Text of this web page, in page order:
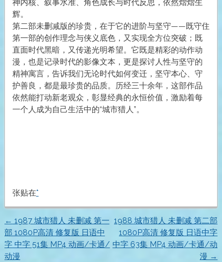
神内核、叙事水准、角色成长与时代反思，依然熠熠生
辉。
第二部未删减版的珍贵，在于它的进阶与坚守——既守住
第一部的创作理念与侠义底色，又实现全方位突破；既
直面时代黑暗，又传递光明希望。它既是精彩的动作动
漫，也是记录时代的影像文本，更是探讨人性与坚守的
精神寓言，告诉我们无论时代如何变迁，坚守本心、守
护善良，都是最珍贵的品质。历经三十余年，这部作品
依然能打动新老观众，彰显经典的永恒价值，激励着每
一个人成为自己生活中的“城市猎人”。
张贴在*
文
章
← 1987 城市猎人 未删减 第一
部 1080P高清 修复版 日语中
字 中字 51集 MP4 动画/卡通/
动漫
1988 城市猎人 未删减 第二部
1080P高清 修复版 日语中字
中字 63集 MP4 动画/卡通/动
漫 →